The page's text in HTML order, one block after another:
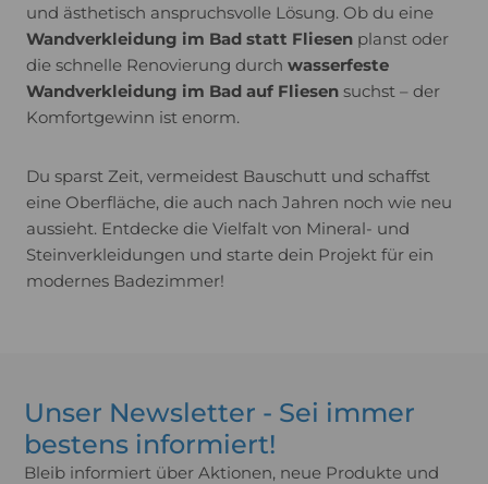
und ästhetisch anspruchsvolle Lösung. Ob du eine
Wandverkleidung im Bad statt Fliesen planst oder
die schnelle Renovierung durch wasserfeste
Wandverkleidung im Bad auf Fliesen suchst – der
Komfortgewinn ist enorm.
Du sparst Zeit, vermeidest Bauschutt und schaffst
eine Oberfläche, die auch nach Jahren noch wie neu
aussieht. Entdecke die Vielfalt von Mineral- und
Steinverkleidungen und starte dein Projekt für ein
modernes Badezimmer!
Unser Newsletter - Sei immer
bestens informiert!
Bleib informiert über Aktionen, neue Produkte und